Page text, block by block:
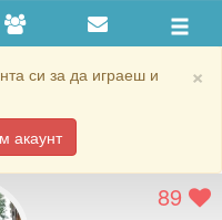
×
си за да играеш и
акаунт
89